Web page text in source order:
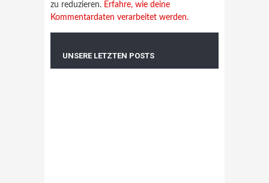
zu reduzieren. Erfahre, wie deine
Kommentardaten verarbeitet werden.
UNSERE LETZTEN POSTS